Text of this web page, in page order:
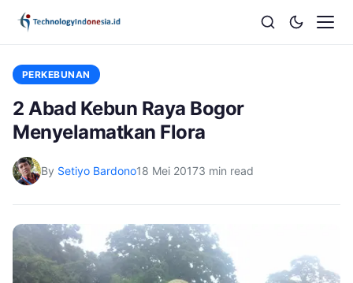
PERKEBUNAN
2 Abad Kebun Raya Bogor
Menyelamatkan Flora
By Setiyo Bardono18 Mei 20173 min read